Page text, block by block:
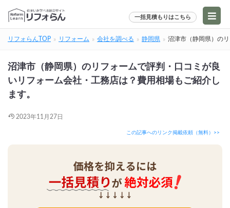
一括見積もりはこちら
リフォらんTOP リフォーム 会社を調べる 静岡県 沼津市（静岡県）の
沼津市（静岡県）のリフォームで評判・口コミが良
いリフォーム会社・工務店は？費用相場もご紹介し
ます。
2023年11月27日
この記事へのリンク掲載依頼（無料）>>